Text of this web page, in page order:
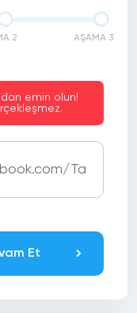
2 AŞAMA 3
emin olun!
Et